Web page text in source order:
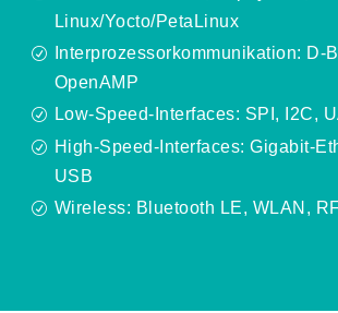
Linux/Yocto/PetaLinux
R
Interprozessorkommunikation: D-
OpenAMP
R Low-Speed-Interfaces: SPI, I2C,
R
High-Speed-Interfaces: Gigabit-
USB
R Wireless: Bluetooth LE, WLAN,